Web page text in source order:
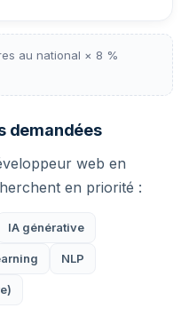
au national × 8 %
demandées
web en
en priorité :
IA générative
NLP